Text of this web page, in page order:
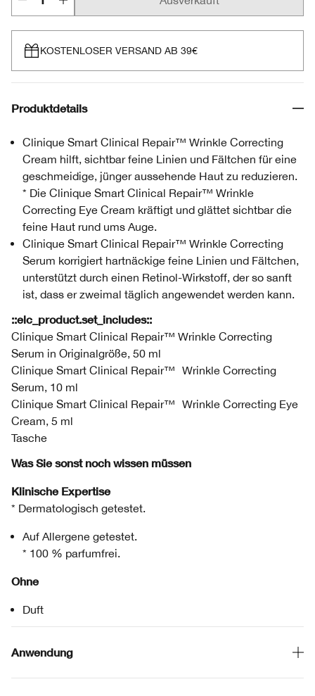
KOSTENLOSER VERSAND AB 39€
Produktdetails
Clinique Smart Clinical Repair™ Wrinkle Correcting
Cream hilft, sichtbar feine Linien und Fältchen für eine
geschmeidige, jünger aussehende Haut zu reduzieren.
* Die Clinique Smart Clinical Repair™ Wrinkle
Correcting Eye Cream kräftigt und glättet sichtbar die
feine Haut rund ums Auge.
Clinique Smart Clinical Repair™ Wrinkle Correcting
Serum korrigiert hartnäckige feine Linien und Fältchen,
unterstützt durch einen Retinol-Wirkstoff, der so sanft
ist, dass er zweimal täglich angewendet werden kann.
::elc_product.set_includes::
Clinique Smart Clinical Repair™ Wrinkle Correcting
Serum in Originalgröße, 50 ml
Clinique Smart Clinical Repair™ Wrinkle Correcting
Serum, 10 ml
Clinique Smart Clinical Repair™ Wrinkle Correcting Eye
Cream, 5 ml
Tasche
Was Sie sonst noch wissen müssen
Klinische Expertise
* Dermatologisch getestet.
Auf Allergene getestet.
* 100 % parfumfrei.
Ohne
Duft
Anwendung